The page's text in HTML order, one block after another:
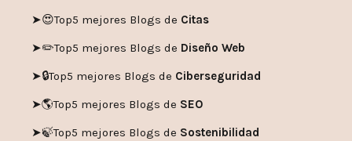
➤😍Top5 mejores Blogs de Citas
➤✏️Top5 mejores Blogs de Diseño Web
➤🔒Top5 mejores Blogs de Ciberseguridad
➤🌎Top5 mejores Blogs de SEO
➤🍃Top5 mejores Blogs de Sostenibilidad